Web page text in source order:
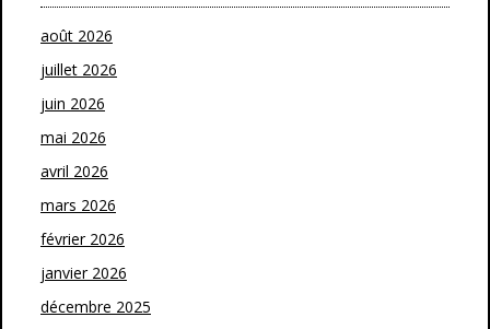
août 2026
juillet 2026
juin 2026
mai 2026
avril 2026
mars 2026
février 2026
janvier 2026
décembre 2025